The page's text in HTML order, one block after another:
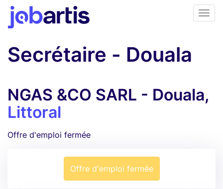
Secrétaire - Douala
NGAS &CO SARL - Douala,
Littoral
Offre d'emploi fermée
Offre d'emploi fermée